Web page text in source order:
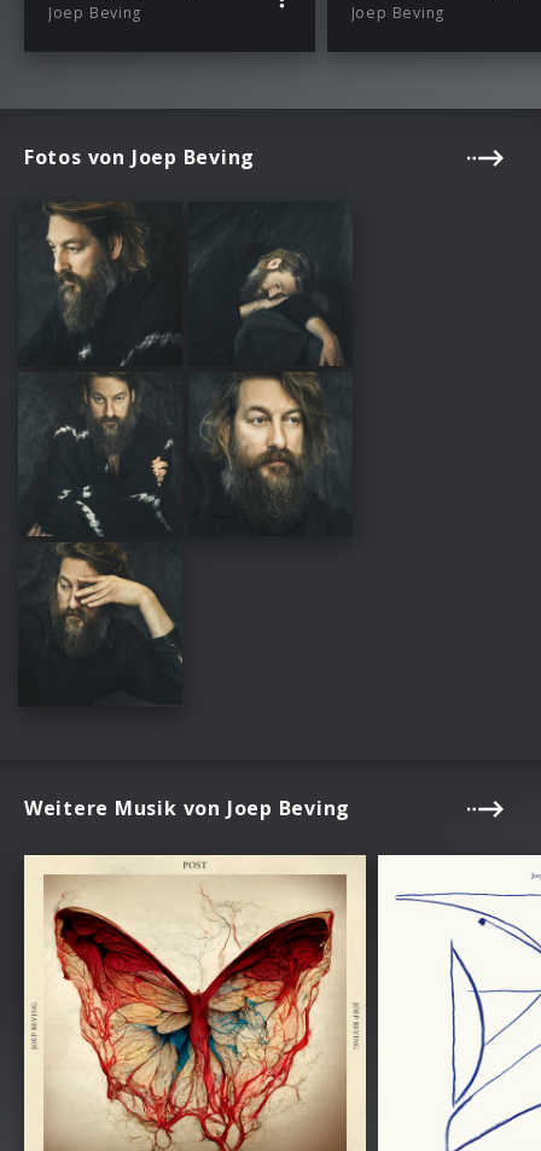
Joep Beving Joep Beving
Fotos von Joep Beving
Weitere Musik von Joep Beving